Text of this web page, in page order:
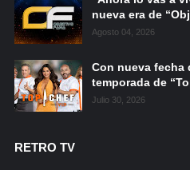
nueva era de
Agosto 04, 2026
Con nueva fecha
temporada de
Julio 30, 2026
RETRO TV